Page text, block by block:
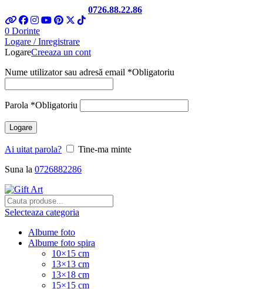
0726.88.22.86
0 Dorinte
Logare / Inregistrare
LogareCreeaza un cont
Nume utilizator sau adresă email *Obligatoriu
Parola *Obligatoriu
Logare
Ai uitat parola?
Tine-ma minte
Suna la 0726882286
Selecteaza categoria
Albume foto
Albume foto spira
10×15 cm
13×13 cm
13×18 cm
15×15 cm